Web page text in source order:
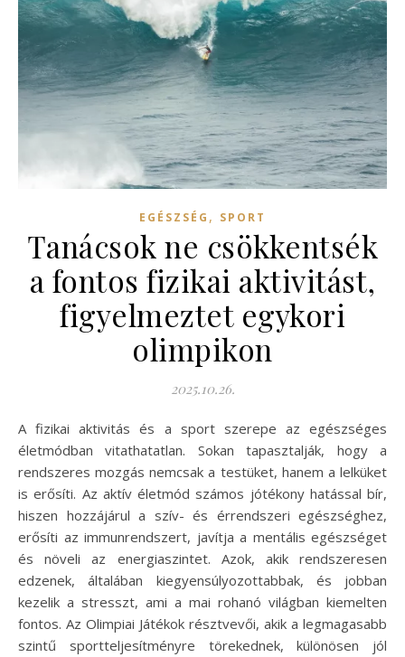
EGÉSZSÉG , SPORT
Tanácsok ne csökkentsék
a fontos fizikai aktivitást,
figyelmeztet egykori
olimpikon
2025.10.26.
A fizikai aktivitás és a sport szerepe az egészséges
életmódban vitathatatlan. Sokan tapasztalják, hogy a
rendszeres mozgás nemcsak a testüket, hanem a lelküket
is erősíti. Az aktív életmód számos jótékony hatással bír,
hiszen hozzájárul a szív- és érrendszeri egészséghez,
erősíti az immunrendszert, javítja a mentális egészséget
és növeli az energiaszintet. Azok, akik rendszeresen
edzenek, általában kiegyensúlyozottabbak, és jobban
kezelik a stresszt, ami a mai rohanó világban kiemelten
fontos. Az Olimpiai Játékok résztvevői, akik a legmagasabb
szintű sportteljesítményre törekednek, különösen jól